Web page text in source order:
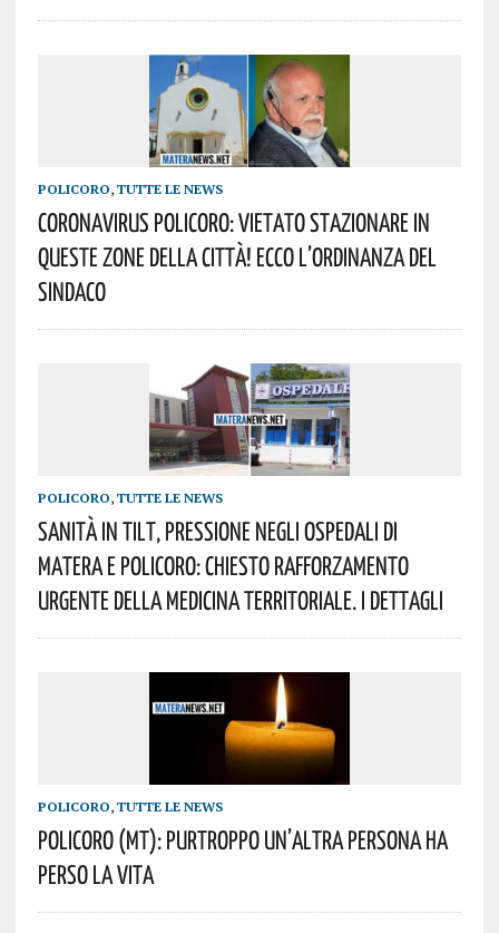
POLICORO, TUTTE LE NEWS
Coronavirus Policoro: Vietato Stazionare In
Queste Zone Della Città! Ecco L’ordinanza Del
Sindaco
POLICORO, TUTTE LE NEWS
Sanità In Tilt, Pressione Negli Ospedali Di
Matera E Policoro: Chiesto Rafforzamento
Urgente Della Medicina Territoriale. I Dettagli
POLICORO, TUTTE LE NEWS
Policoro (MT): Purtroppo Un’altra Persona Ha
Perso La Vita